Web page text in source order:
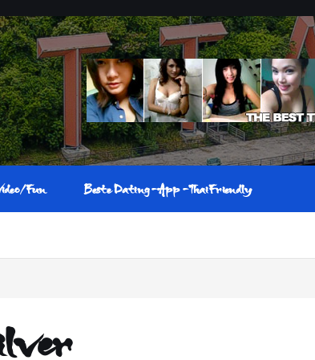
Fun Beste Dating-App-ThaiFriendly